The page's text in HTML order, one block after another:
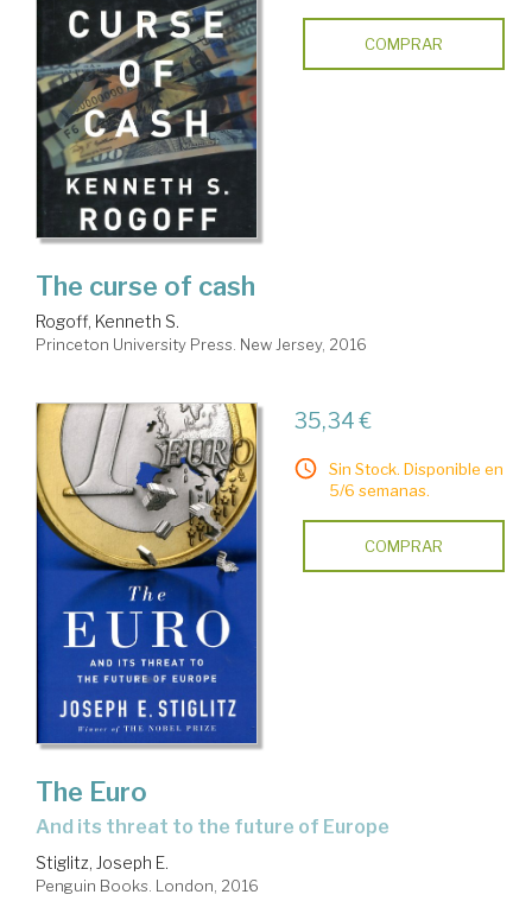
COMPRAR
The curse of cash
Rogoff, Kenneth S.
Princeton University Press. New Jersey, 2016
35,34 €
Sin Stock. Disponible en
5/6 semanas.
COMPRAR
The Euro
and its threat to the future of Europe
Stiglitz, Joseph E.
Penguin Books. London, 2016